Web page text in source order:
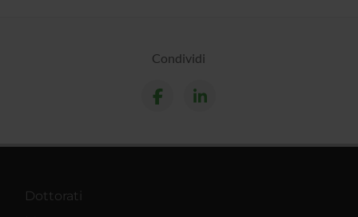
Condividi
Dottorati